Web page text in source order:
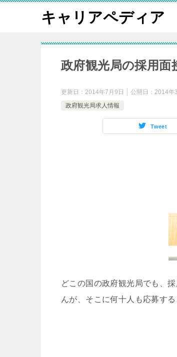
キャリアペディア
政府観光局の採用
更新日： 2014年7月9日 公開日： 2014年
政府観光局求人情報
Tweet
どこの国の政府観光局でも、
んが、そこに何十人も応募する